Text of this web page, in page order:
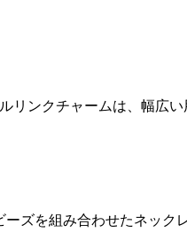
リンクチャームは、幅広
ズを組み合わせたネック